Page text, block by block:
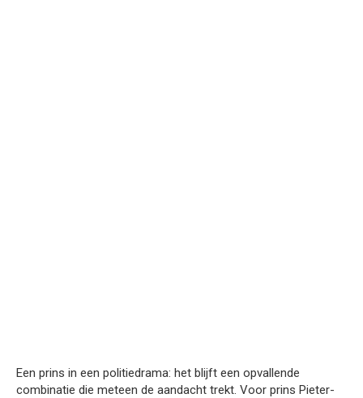
Een prins in een politiedrama: het blijft een opvallende
combinatie die meteen de aandacht trekt. Voor prins Pieter-